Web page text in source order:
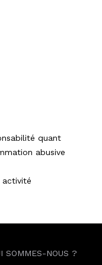
quant
abusive
activité
SOMMES-NOUS ?